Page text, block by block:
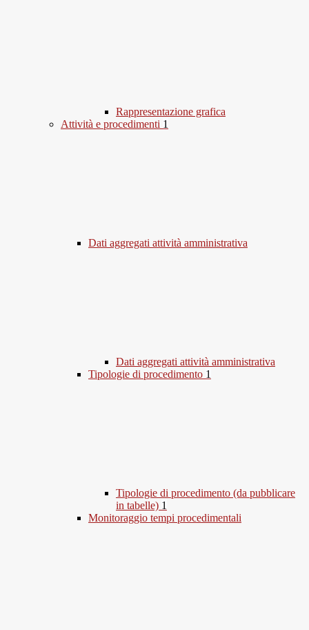
Rappresentazione grafica
Attività e procedimenti 1
Dati aggregati attività amministrativa
Dati aggregati attività amministrativa
Tipologie di procedimento 1
Tipologie di procedimento (da pubblicare
in tabelle) 1
Monitoraggio tempi procedimentali